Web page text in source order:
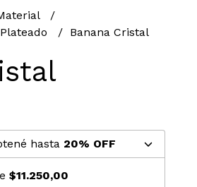
Plateado Banana Cristal
hasta 20% OFF
$11.250,00